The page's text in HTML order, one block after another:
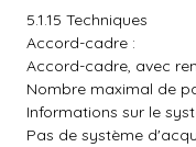
5.1.15 Techniques
Accord-cadre :
Accord-cadre, avec
Nombre maximal de
Informations sur le
Pas de système